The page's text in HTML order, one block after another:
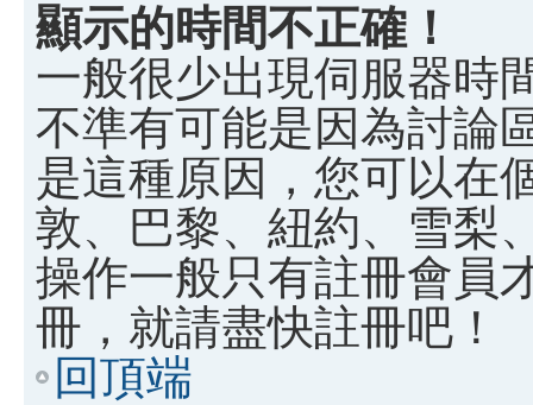
顯示的時間不正確！
一般很少出現伺服器時
不準有可能是因為討論
是這種原因，您可以在
敦、巴黎、紐約、雪梨
操作一般只有註冊會員
冊，就請盡快註冊吧！
回頂端